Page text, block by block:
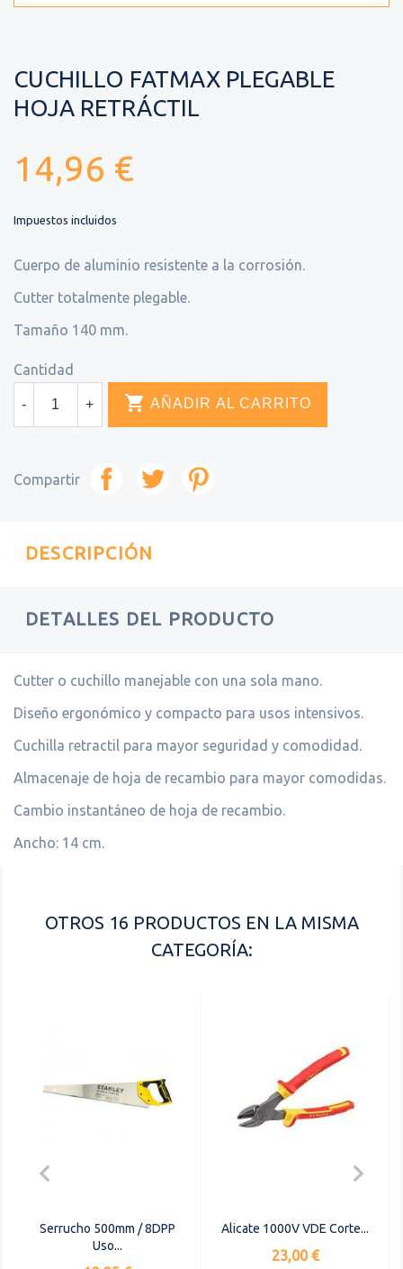
CUCHILLO FATMAX PLEGABLE
HOJA RETRÁCTIL
14,96 €
Impuestos incluidos
Cuerpo de aluminio resistente a la corrosión.
Cutter totalmente plegable.
Tamaño 140 mm.
Cantidad
- +  AÑADIR AL CARRITO
Compartir
DESCRIPCIÓN
DETALLES DEL PRODUCTO
Cutter o cuchillo manejable con una sola mano.
Diseño ergonómico y compacto para usos intensivos.
Cuchilla retractil para mayor seguridad y comodidad.
Almacenaje de hoja de recambio para mayor comodidas.
Cambio instantáneo de hoja de recambio.
Ancho: 14 cm.
OTROS 16 PRODUCTOS EN LA MISMA
CATEGORÍA:

Serrucho 500mm / 8DPP
Uso...
Alicate 1000V VDE Corte...
Precio
23,00 €
